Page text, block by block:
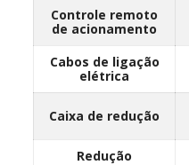
Controle remoto
de acionamento
Cabos de ligação
elétrica
Caixa de redução
Redução